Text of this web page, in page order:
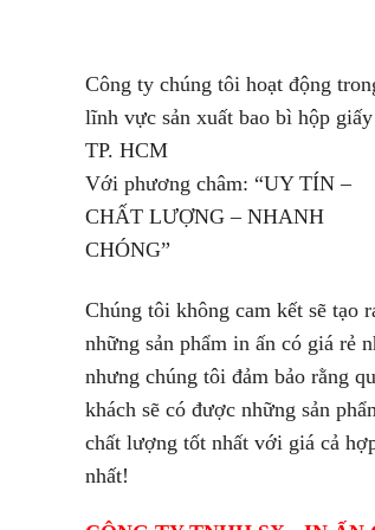
Công ty chúng tôi hoạt động
lĩnh vực sản xuất bao bì hộp
TP. HCM
Với phương châm: “UY TÍN –
CHẤT LƯỢNG – NHANH
CHÓNG”
Chúng tôi không cam kết sẽ tạo
những sản phẩm in ấn có giá rẻ
nhưng chúng tôi đảm bảo rằng
khách sẽ có được những sản
chất lượng tốt nhất với giá cả
nhất!